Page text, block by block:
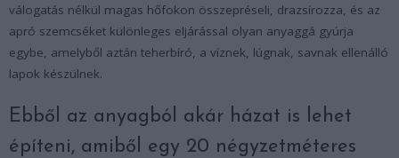
válogatás nélkül magas hőfokon összepréseli, drazsírozza, és az
apró szemcséket különleges eljárással olyan anyaggá gyúrja
egybe, amelyből aztán teherbíró, a víznek, lúgnak, savnak ellenálló
lapok készülnek.
Ebből az anyagból akár házat is lehet
építeni, amiből egy 20 négyzetméteres